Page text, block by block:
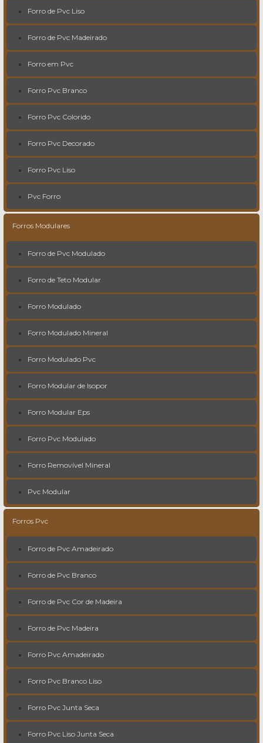
Forro de Pvc Liso
Forro de Pvc Madeirado
Forro em Pvc
Forro Pvc Branco
Forro Pvc Colorido
Forro Pvc Decorado
Forro Pvc Liso
Pvc Forro
Forros Modulares
Forro de Pvc Modulado
Forro de Teto Modular
Forro Modulado
Forro Modulado Mineral
Forro Modulado Pvc
Forro Modular de Isopor
Forro Modular Eps
Forro Pvc Modulado
Forro Removível Mineral
Pvc Modular
Forros Pvc
Forro de Pvc Amadeirado
Forro de Pvc Branco
Forro de Pvc Cor de Madeira
Forro de Pvc Madeira
Forro Pvc Amadeirado
Forro Pvc Branco Liso
Forro Pvc Junta Seca
Forro Pvc Liso Junta Seca